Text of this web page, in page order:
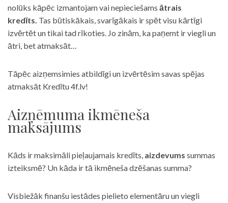
nolūks kāpēc izmantojam vai nepieciešams ātrais
kredīts. Tas būtiskākais, svarīgākais ir spēt visu kārtīgi
izvērtēt un tikai tad rīkoties. Jo zinām, ka paņemt ir viegli un
ātri, bet atmaksāt…
Tāpēc aizņemsimies atbildīgi un izvērtēsim savas spējas
atmaksāt Kredītu 4f.lv!
Aizņēmuma ikmēneša
maksājums
Kāds ir maksimāli pieļaujamais kredīts, aizdevums summas
izteiksmē? Un kāda ir tā ikmēneša dzēšanas summa?
Visbiežāk finanšu iestādes pielieto elementāru un viegli